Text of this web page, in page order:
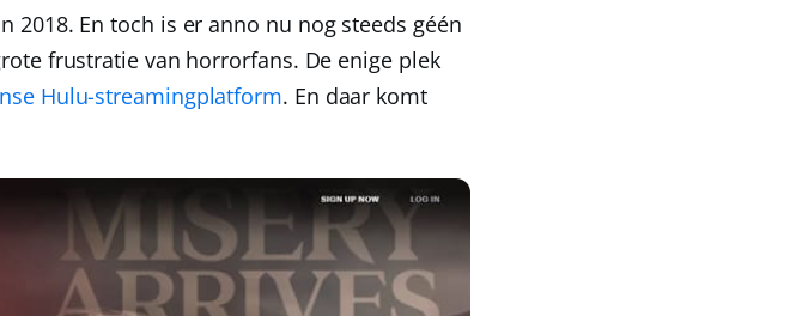
2018. En toch is er anno nu nog steeds géén
frustratie van horrorfans. De enige plek
Hulu-streamingplatform. En daar komt